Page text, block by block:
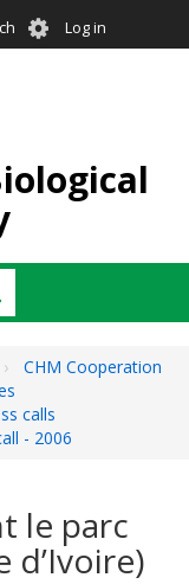
User
account
Log in
CHM Cooperation
calls
- 2006
le parc
d’Ivoire)